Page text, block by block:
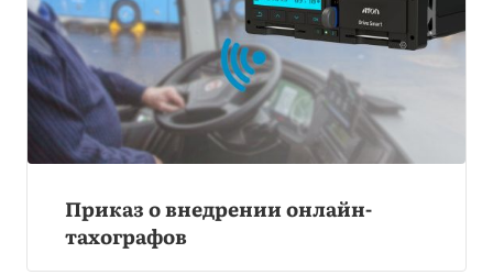
Приказ о внедрении онлайн-
тахографов